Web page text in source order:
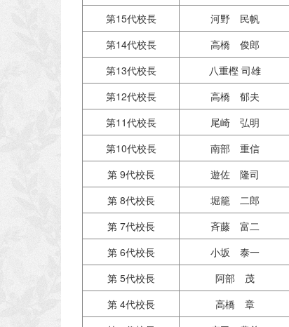
第15代校長
河野 民帆
第14代校長
高橋 俊郎
第13代校長
八重樫 司雄
第12代校長
高橋 郁夫
第11代校長
尾崎 弘明
第10代校長
南部 重信
第 9代校長
遊佐 隆司
第 8代校長
堀籠 二郎
第 7代校長
斉藤 富二
第 6代校長
小坂 泰一
第 5代校長
阿部 茂
第 4代校長
高橋 章